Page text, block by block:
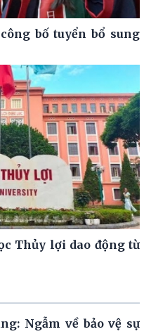
bố tuyển bổ sung
Thủy lợi dao động từ
Ngẫm về bảo vệ sự